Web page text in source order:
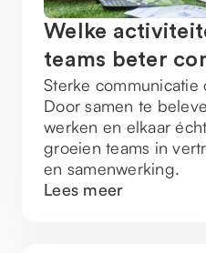
Welke
teams beter
Sterke communicatie
Door samen te
werken en elkaar
groeien teams in
en samenwerking.
Lees meer